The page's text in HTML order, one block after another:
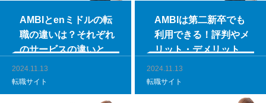
AMBIとenミドルの転
職の違いは？それぞれ
のサービスの違いと活
用方法を解説
2024.11.13
転職サイト
AMBIは第二新卒でも
利用できる！評判やメ
リット・デメリットを
ご紹介
2024.11.13
転職サイト